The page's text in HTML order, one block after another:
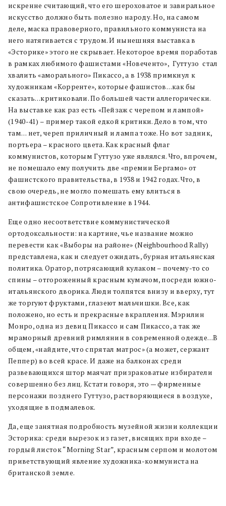
искренне считающий, что его шероховатое и завиральное
искусство должно быть полезно народу. Но, на самом
деле, маска правоверного, правильного коммуниста на
него натягивается с трудом. И нынешняя выставка в
«Эсторике» этого не скрывает. Некоторое время поработав
в рамках любимого фашистами «Новеченто», Гуттузо стал
хвалить «аморального» Пикассо, а в 1938 примкнул к
художникам «Корренте», которые фашистов…как бы
сказать…критиковали. По большей части аллегорически.
На выставке как раз есть «Пейзаж с черепом и лампой»
(1940-41) – пример такой едкой критики. Дело в том, что
там… нет, череп приличный и лампа тоже. Но вот задник,
портьера – красного цвета. Как красный флаг
коммунистов, которым Гуттузо уже являлся. Что, впрочем,
не помешало ему получить две «премии Бергамо» от
фашистского правительства, в 1938 и 1942 годах. Что, в
свою очередь, не могло помешать ему влиться в
антифашистское Сопротивление в 1944.
Еще одно несоответствие коммунистической
ортодоксальности: на картине, чье название можно
перевести как «Выборы на районе» (Neighbourhood Rally)
представлена, как и следует ожидать, бурная итальянская
политика. Оратор, потрясающий кулаком – почему-то со
спины – отгороженный красным кумачом, посреди южно-
итальянского дворика. Люди толпятся внизу и вверху, тут
же торгуют фруктами, глазеют мальчишки. Все, как
положено, но есть и прекрасные вкрапления. Мэрилин
Монро, одна из девиц Пикассо и сам Пикассо, а так же
мраморный древний римлянин в современной одежде…В
общем, «найдите, что спрятал матрос» (а может, сержант
Пеппер) во всей красе. И даже на балконах среди
развевающихся штор маячат призраковатые избиратели
совершенно без лиц. Кстати говоря, это — фирменные
персонажи позднего Гуттузо, растворяющиеся в воздухе,
уходящие в подмалевок.
Да, еще занятная подробность музейной жизни коллекции
Эсторика: среди вырезок из газет, висящих при входе –
гордый листок “Morning Star”, красным серпом и молотом
приветствующий явление художника-коммуниста на
британской земле.